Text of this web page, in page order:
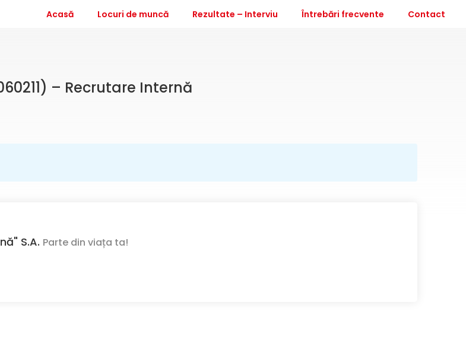
Acasă Locuri de muncă Rezultate – Interviu Întrebări frecvente Contact
– Recrutare Internă
S.A. Parte din viața ta!